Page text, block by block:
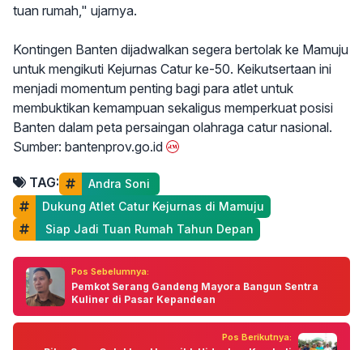
tuan rumah," ujarnya.
Kontingen Banten dijadwalkan segera bertolak ke Mamuju
untuk mengikuti Kejurnas Catur ke-50. Keikutsertaan ini
menjadi momentum penting bagi para atlet untuk
membuktikan kemampuan sekaligus memperkuat posisi
Banten dalam peta persaingan olahraga catur nasional.
Sumber: bantenprov.go.id
TAG:
Andra Soni
Dukung Atlet Catur Kejurnas di Mamuju
Siap Jadi Tuan Rumah Tahun Depan
Pos Sebelumnya:
Pemkot Serang Gandeng Mayora Bangun Sentra
Kuliner di Pasar Kepandean
Pos Berikutnya: